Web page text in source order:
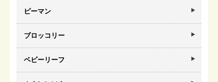
ピーマン
ブロッコリー
ベビーリーフ